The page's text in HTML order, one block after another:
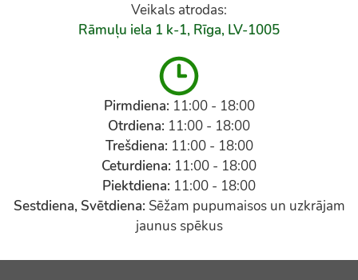
Veikals atrodas:
Rāmuļu iela 1 k-1, Rīga, LV-1005
Pirmdiena: 11:00 - 18:00
Otrdiena: 11:00 - 18:00
Trešdiena: 11:00 - 18:00
Ceturdiena: 11:00 - 18:00
Piektdiena: 11:00 - 18:00
Sestdiena, Svētdiena: Sēžam pupumaisos un uzkrājam
jaunus spēkus